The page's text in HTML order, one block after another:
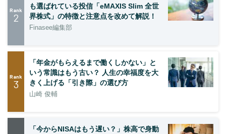
Rank
2
も選ばれている投信「eMAXIS Slim 全世
界株式」の特徴と注意点を改めて解説！
Finasee編集部
Rank
3
「年金がもらえるまで働くしかない」と
いう常識はもう古い？ 人生の幸福度を大
きく上げる「引き際」の選び方
山崎 俊輔
「今からNISAはもう遅い？」株高で身動